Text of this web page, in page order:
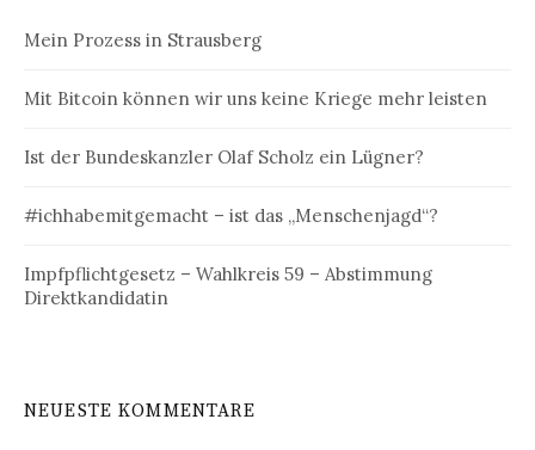
Mein Prozess in Strausberg
Mit Bitcoin können wir uns keine Kriege mehr leisten
Ist der Bundeskanzler Olaf Scholz ein Lügner?
#ichhabemitgemacht – ist das „Menschenjagd“?
Impfpflichtgesetz – Wahlkreis 59 – Abstimmung
Direktkandidatin
NEUESTE KOMMENTARE